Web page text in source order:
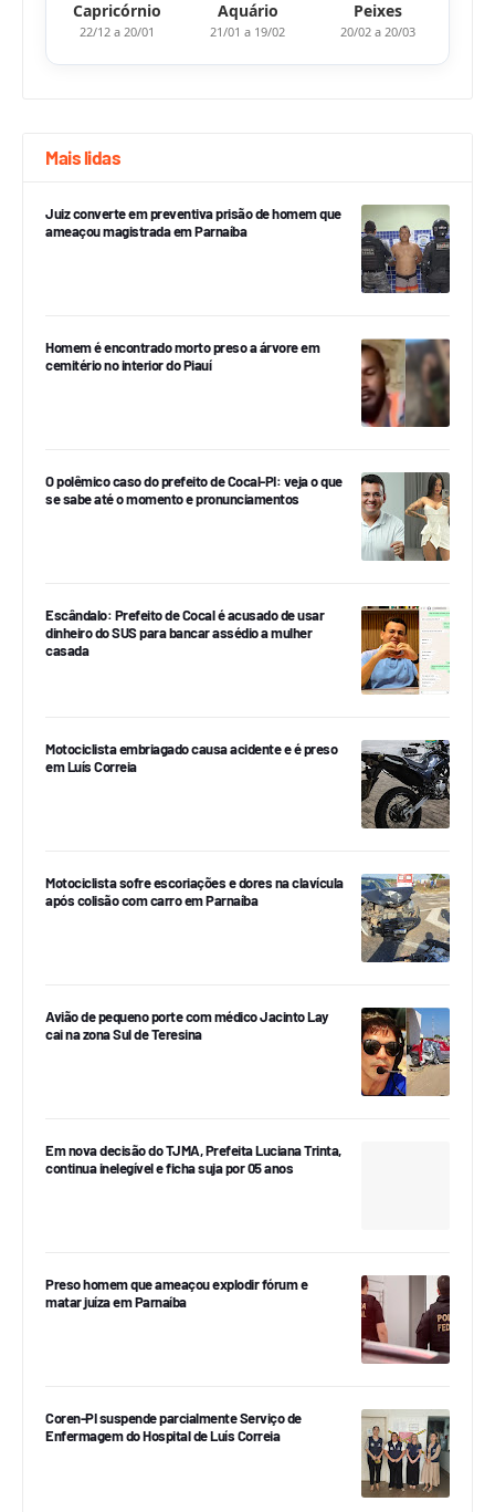
Capricórnio
22/12 a 20/01
Aquário
21/01 a 19/02
Peixes
20/02 a 20/03
Mais lidas
Juiz converte em preventiva prisão de homem que
ameaçou magistrada em Parnaíba
Homem é encontrado morto preso a árvore em
cemitério no interior do Piauí
O polêmico caso do prefeito de Cocal-PI: veja o que
se sabe até o momento e pronunciamentos
Escândalo: Prefeito de Cocal é acusado de usar
dinheiro do SUS para bancar assédio a mulher
casada
Motociclista embriagado causa acidente e é preso
em Luís Correia
Motociclista sofre escoriações e dores na clavícula
após colisão com carro em Parnaíba
Avião de pequeno porte com médico Jacinto Lay
cai na zona Sul de Teresina
Em nova decisão do TJMA, Prefeita Luciana Trinta,
continua inelegível e ficha suja por 05 anos
Preso homem que ameaçou explodir fórum e
matar juíza em Parnaíba
Coren-PI suspende parcialmente Serviço de
Enfermagem do Hospital de Luís Correia